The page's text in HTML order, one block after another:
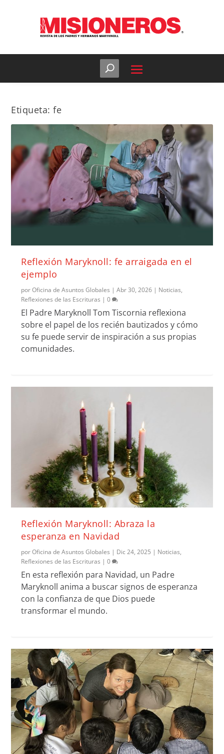
Etiqueta:fe
Reflexión Maryknoll: fe arraigada en el
ejemplo
porOficina de Asuntos Globales |Abr 30, 2026 | Noticias,
Reflexiones de las Escrituras |0
El Padre Maryknoll Tom Tiscornia reflexiona
sobre el papel de los recién bautizados y cómo
su fe puede servir de inspiración a sus propias
comunidades.
Reflexión Maryknoll: Abraza la
esperanza en Navidad
porOficina de Asuntos Globales | Dic 24, 2025 | Noticias,
Reflexiones de las Escrituras |0
En esta reflexión para Navidad, un Padre
Maryknoll anima a buscar signos de esperanza
con la confianza de que Dios puede
transformar el mundo.